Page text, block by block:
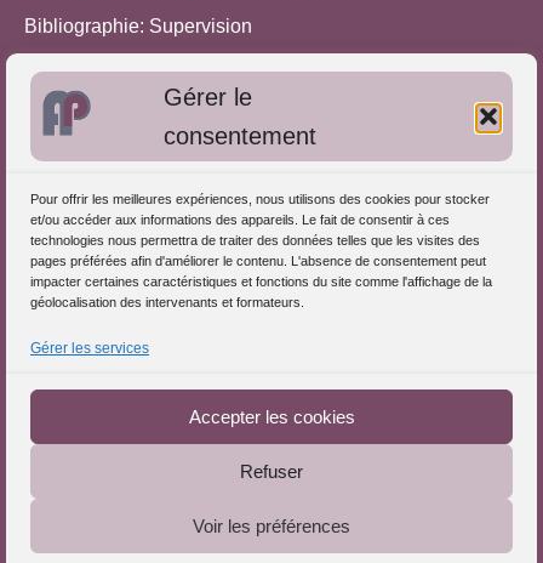
Gérer le
consentement
Pour offrir les meilleures expériences, nous utilisons des cookies pour stocker
et/ou accéder aux informations des appareils. Le fait de consentir à ces
technologies nous permettra de traiter des données telles que les visites des
pages préférées afin d'améliorer le contenu. L'absence de consentement peut
impacter certaines caractéristiques et fonctions du site comme l'affichage de la
géolocalisation des intervenants et formateurs.
Gérer les services
Accepter les cookies
Refuser
Voir les préférences
Bibliographie: Supervision
Approches de l'Analyse des pratiques
S'inscrire dans l'Annuaire
Publiez vos formations
Charte déontologique
Le Portail de l'Analyse des Pratiques © 2025 - Tous droits
Téléchargez le Guide